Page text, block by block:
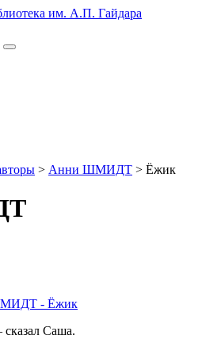
> Анни ШМИДТ > Ёжик
- Ёжик
Саша.